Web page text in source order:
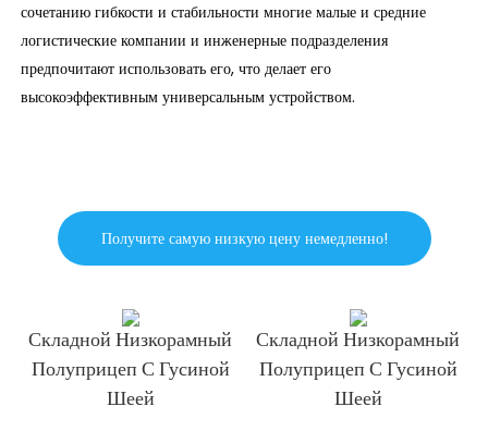
сочетанию гибкости и стабильности многие малые и средние
логистические компании и инженерные подразделения
предпочитают использовать его, что делает его
высокоэффективным универсальным устройством.
Получите самую низкую цену немедленно!
Складной Низкорамный
Полуприцеп С Гусиной
Шеей
Складной Низкорамный
Полуприцеп С Гусиной
Шеей